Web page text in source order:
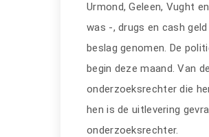
Urmond, Geleen, Vught
was -, drugs en cash
beslag genomen. De
begin deze maand. Van
onderzoeksrechter die
hen is de uitlevering
onderzoeksrechter.